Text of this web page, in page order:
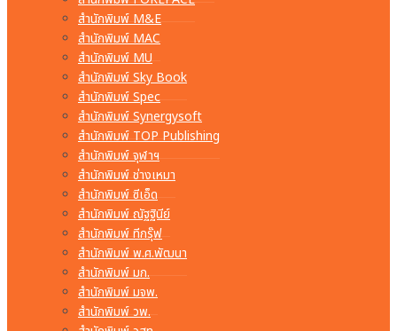
สำนักพิมพ์ M&E
สำนักพิมพ์ MAC
สำนักพิมพ์ MU
สำนักพิมพ์ Sky Book
สำนักพิมพ์ Spec
สำนักพิมพ์ Synergysoft
สำนักพิมพ์ TOP Publishing
สำนักพิมพ์ จุฬาฯ
สำนักพิมพ์ ช่างเหมา
สำนักพิมพ์ ซีเอ็ด
สำนักพิมพ์ ณัฐฐินีย์
สำนักพิมพ์ ทีกรุ๊ฟ
สำนักพิมพ์ พ.ศ.พัฒนา
สำนักพิมพ์ มก.
สำนักพิมพ์ มจพ.
สำนักพิมพ์ วพ.